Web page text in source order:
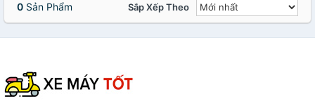
0 Sản Phẩm Sắp Xếp Theo